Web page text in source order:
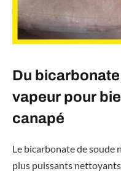
Du
vapeur pour
canapé
Le bicarbonate de soude
plus puissants